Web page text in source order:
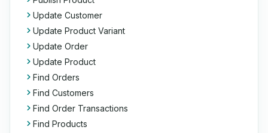
Update Customer
Update Product Variant
Update Order
Update Product
Find Orders
Find Customers
Find Order Transactions
Find Products